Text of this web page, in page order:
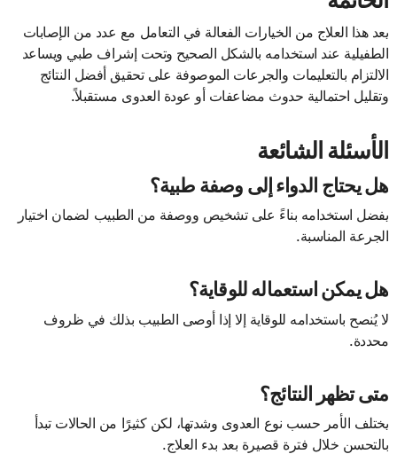
يعد هذا العلاج من الخيارات الفعالة في التعامل مع عدد من الإصابات
الطفيلية عند استخدامه بالشكل الصحيح وتحت إشراف طبي ويساعد
الالتزام بالتعليمات والجرعات الموصوفة على تحقيق أفضل النتائج
وتقليل احتمالية حدوث مضاعفات أو عودة العدوى مستقبلاً.
الأسئلة الشائعة
هل يحتاج الدواء إلى وصفة طبية؟
يفضل استخدامه بناءً على تشخيص ووصفة من الطبيب لضمان اختيار
الجرعة المناسبة.
هل يمكن استعماله للوقاية؟
لا يُنصح باستخدامه للوقاية إلا إذا أوصى الطبيب بذلك في ظروف
محددة.
متى تظهر النتائج؟
يختلف الأمر حسب نوع العدوى وشدتها، لكن كثيرًا من الحالات تبدأ
بالتحسن خلال فترة قصيرة بعد بدء العلاج.